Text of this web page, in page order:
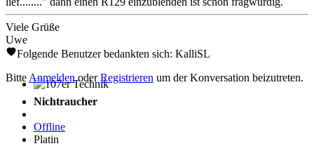
107er Technik
Viele Grüße
Uwe
Folgende Benutzer bedankten sich: KalliSL
Bitte AnmeldenoderRegistrieren um der Konversation beizutreten.
Nichtraucher
Offline
Platin